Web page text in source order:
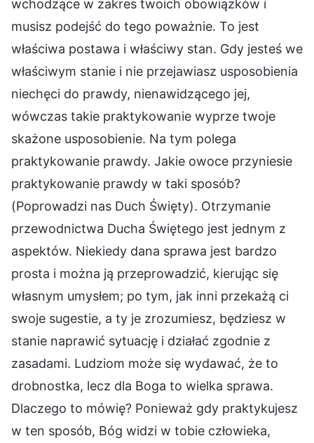
wchodzące w zakres twoich obowiązków i
musisz podejść do tego poważnie. To jest
właściwa postawa i właściwy stan. Gdy jesteś we
właściwym stanie i nie przejawiasz usposobienia
niechęci do prawdy, nienawidzącego jej,
wówczas takie praktykowanie wyprze twoje
skażone usposobienie. Na tym polega
praktykowanie prawdy. Jakie owoce przyniesie
praktykowanie prawdy w taki sposób?
(Poprowadzi nas Duch Święty). Otrzymanie
przewodnictwa Ducha Świętego jest jednym z
aspektów. Niekiedy dana sprawa jest bardzo
prosta i można ją przeprowadzić, kierując się
własnym umysłem; po tym, jak inni przekażą ci
swoje sugestie, a ty je zrozumiesz, będziesz w
stanie naprawić sytuację i działać zgodnie z
zasadami. Ludziom może się wydawać, że to
drobnostka, lecz dla Boga to wielka sprawa.
Dlaczego to mówię? Ponieważ gdy praktykujesz
w ten sposób, Bóg widzi w tobie człowieka,